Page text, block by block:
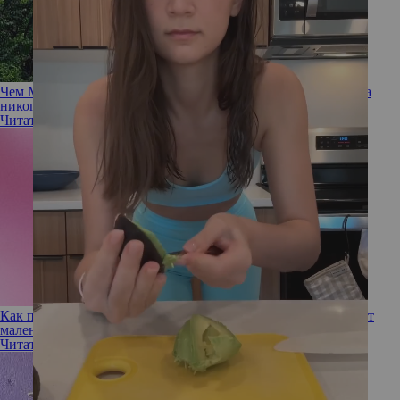
Чем Миранда Керр разозлила фитнес-тренеров и почему она
никогда не поправится
Читать полностью
Как популярные мифы о похудении мешают сбросить вес: от
маленьких порций до отказа еды после шести
Читать полностью